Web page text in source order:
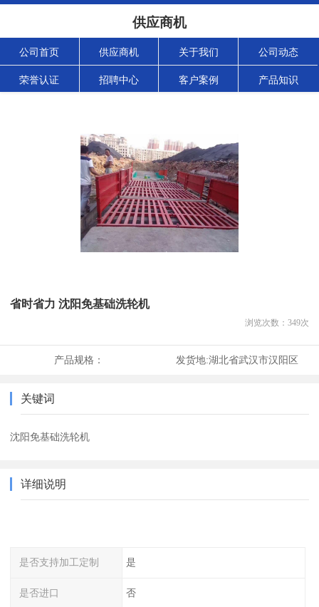
供应商机
公司首页 供应商机 关于我们 公司动态
荣誉认证 招聘中心 客户案例 产品知识
省时省力 沈阳免基础洗轮机
浏览次数： 349次
产品规格： 发货地:湖北省武汉市汉阳区
关键词
沈阳免基础洗轮机
详细说明
是否支持加工定制 是
是否进口 否